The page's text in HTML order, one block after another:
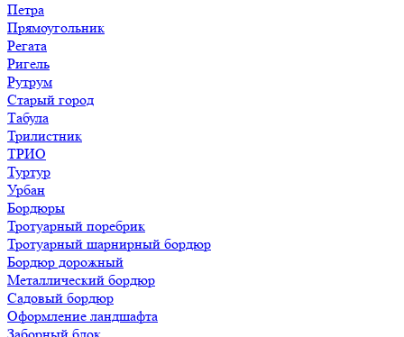
Петра
Прямоугольник
Регата
Ригель
Рутрум
Старый город
Табула
Трилистник
ТРИО
Туртур
Урбан
Бордюры
Тротуарный поребрик
Тротуарный шарнирный бордюр
Бордюр дорожный
Металлический бордюр
Садовый бордюр
Оформление ландшафта